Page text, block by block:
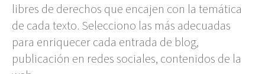
libres de derechos que encajen con la temática
de cada texto. Selecciono las más adecuadas
para enriquecer cada entrada de blog,
publicación en redes sociales, contenidos de la